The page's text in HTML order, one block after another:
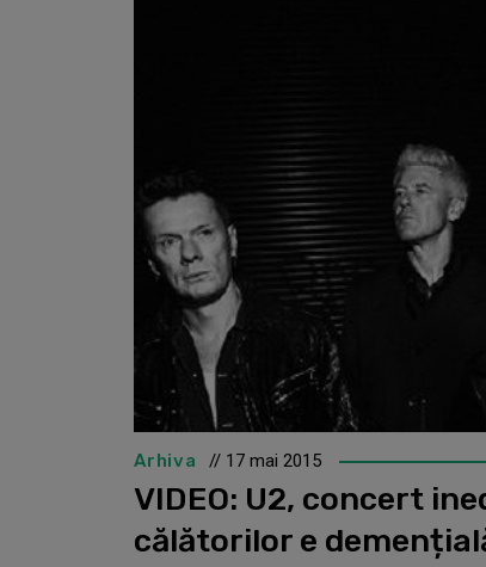
Arhiva // 17 mai 2015
VIDEO: U2, concert
călătorilor e